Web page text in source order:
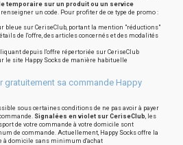
temporaire sur un produit ou un service
un code. Pour profiter de ce type de promo :
bleue sur CeriseClub, portant la mention "réductions"
de l'offre, des articles concernés et des modalités
depuis l'offre répertoriée sur CeriseClub
le site Happy Socks de manière habituelle
gratuitement sa commande Happy
sous certaines conditions de ne pas avoir à payer
Signalées en violet sur CeriseClub, les
de votre commande à votre domicile sont
de commande. Actuellement, Happy Socks offre la
à domicile sans minimum d'achat